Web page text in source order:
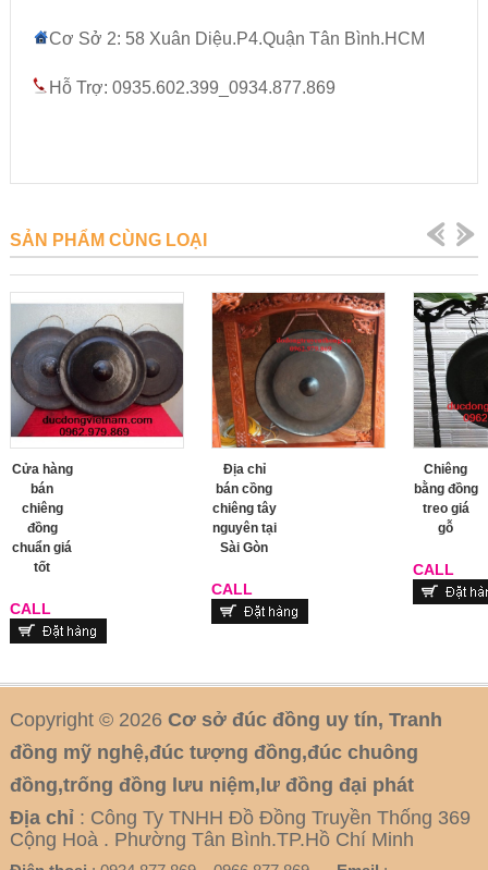
Cơ Sở 2: 58 Xuân Diệu.P4.Quận Tân Bình.HCM
Hỗ Trợ: 0935.602.399_0934.877.869
SẢN PHẨM CÙNG LOẠI
hàng
bán
chiêng
đồng
giá
tốt
Địa chỉ
bán cồng
chiêng tây
nguyên tại
Sài Gòn
CALL
Chiêng
bằng đồng
treo giá
gỗ
CALL
Copyright © 2026 Cơ sở đúc đồng uy tín, Tranh
đồng mỹ nghệ,đúc tượng đồng,đúc chuông
đồng,trống đồng lưu niệm,lư đồng đại phát
Địa chỉ : Công Ty TNHH Đồ Đồng Truyền Thống 369
Cộng Hoà . Phường Tân Bình.TP.Hồ Chí Minh